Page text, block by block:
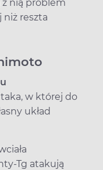
z nią problem
niż reszta
w której do
układ
Tg atakują